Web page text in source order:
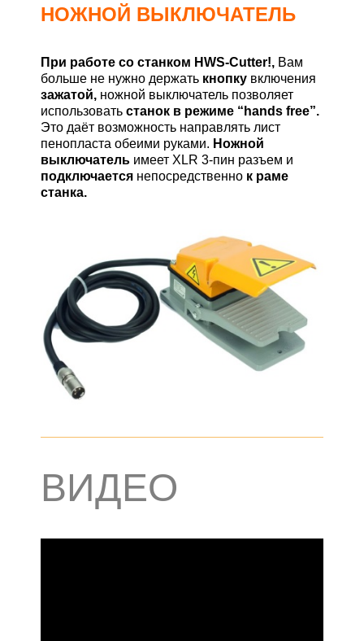
НОЖНОЙ ВЫКЛЮЧАТЕЛЬ
При работе со станком HWS-Cutter!, Вам
больше не нужно держать кнопку включения
зажатой, ножной выключатель позволяет
использовать станок в режиме “hands free”.
Это даёт возможность направлять лист
пенопласта обеими руками. Ножной
выключатель имеет XLR 3-пин разъем и
подключается непосредственно к раме
станка.
ВИДЕО